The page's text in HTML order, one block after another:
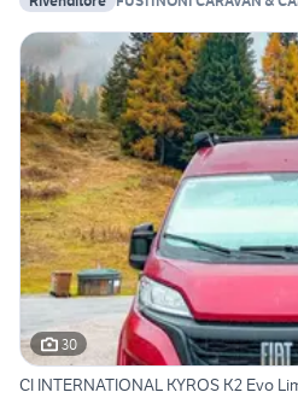
30
CI INTERNATIONAL KYROS K2 Evo